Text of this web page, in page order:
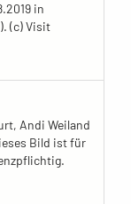
in
(c) Visit
Andi Weiland
Bild ist für